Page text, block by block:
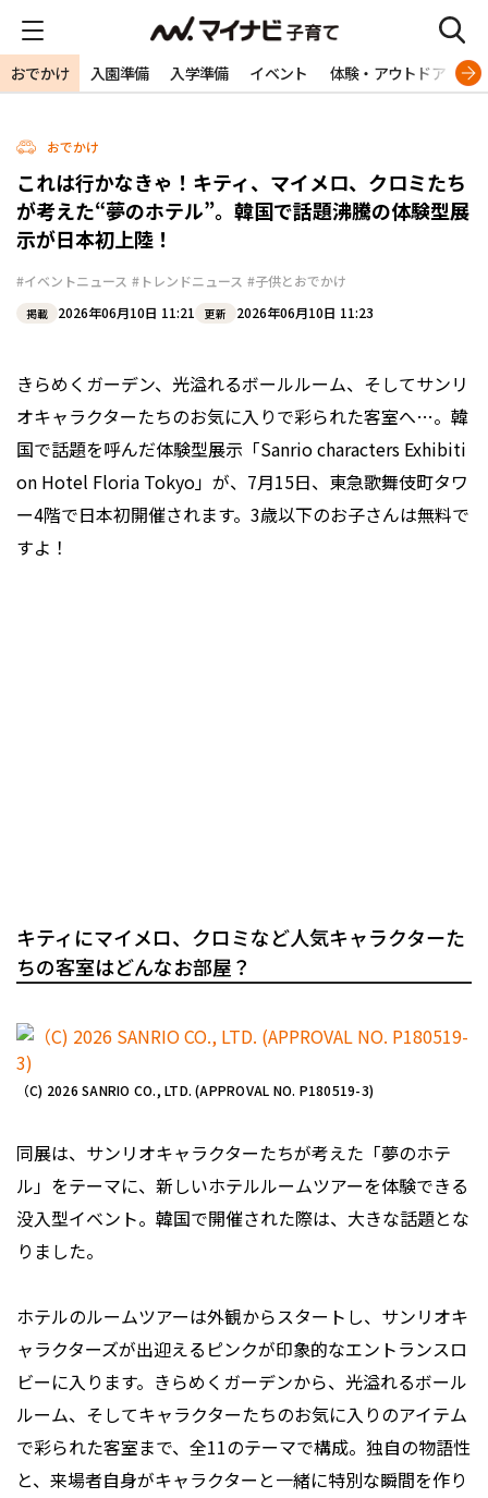
おでかけ 入園準備 入学準備 イベント 体験・アウトドア 旅
おでかけ
これは行かなきゃ！キティ、マイメロ、クロミたち
が考えた“夢のホテル”。韓国で話題沸騰の体験型展
示が日本初上陸！
#イベントニュース #トレンドニュース #子供とおでかけ
掲載 2026年06月10日 11:21 更新 2026年06月10日 11:23
きらめくガーデン、光溢れるボールルーム、そしてサンリ
オキャラクターたちのお気に入りで彩られた客室へ…。韓
国で話題を呼んだ体験型展示「Sanrio characters Exhibiti
on Hotel Floria Tokyo」が、7月15日、東急歌舞伎町タワ
ー4階で日本初開催されます。3歳以下のお子さんは無料で
すよ！
キティにマイメロ、クロミなど人気キャラクターた
ちの客室はどんなお部屋？
（C) 2026 SANRIO CO., LTD. (APPROVAL NO. P180519-3)
同展は、サンリオキャラクターたちが考えた「夢のホテ
ル」をテーマに、新しいホテルルームツアーを体験できる
没入型イベント。韓国で開催された際は、大きな話題とな
りました。
ホテルのルームツアーは外観からスタートし、サンリオキ
ャラクターズが出迎えるピンクが印象的なエントランスロ
ビーに入ります。きらめくガーデンから、光溢れるボール
ルーム、そしてキャラクターたちのお気に入りのアイテム
で彩られた客室まで、全11のテーマで構成。独自の物語性
と、来場者自身がキャラクターと一緒に特別な瞬間を作り